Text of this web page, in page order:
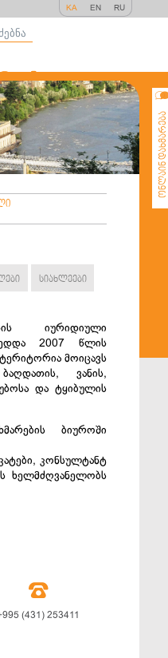
KA EN RU
ონლაინ დახმარება
სიახლეები
იურიდიული
2007 წლის
მოიცავს
ვანის,
და ტყიბულის
ბიუროში
კონსულტანტ
ხელმძღვანელობს

(431) 253411